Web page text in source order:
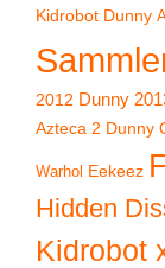
Kidrobot Dunny
2012 Dunny
Azteca 2 Dunny
Warhol Eekeez
Hidden
Kidrobot